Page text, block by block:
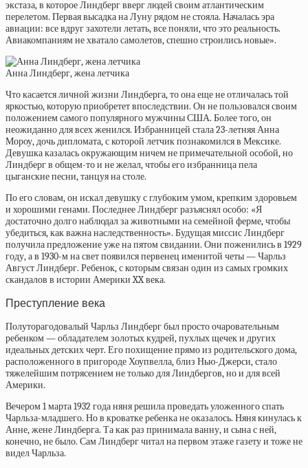
экстаза, в которое Линдберг вверг людей своим атлантическим
перелетом. Первая высадка на Луну рядом не стояла. Началась эра
авиации: все вдруг захотели летать, все поняли, что это реальность.
Авиакомпаниям не хватало самолетов, спешно строились новые».
Анна Линдберг, жена летчика
Что касается личной жизни Линдберга, то она еще не отличалась той
яркостью, которую приобретет впоследствии. Он не пользовался своим
положением самого популярного мужчины США. Более того, он
неожиданно для всех женился. Избранницей стала 23-летняя Анна
Мороу, дочь дипломата, с которой летчик познакомился в Мексике.
Девушка казалась окружающим ничем не примечательной особой, но
Линдберг в общем-то и не желал, чтобы его избранница пела
цыганские песни, танцуя на столе.
По его словам, он искал девушку с глубоким умом, крепким здоровьем
и хорошими генами. Последнее Линдберг разъяснял особо: «Я
достаточно долго наблюдал за животными на семейной ферме, чтобы
убедиться, как важна наследственность». Будущая миссис Линдберг
получила предложение уже на пятом свидании. Они поженились в 1929
году, а в 1930-м на свет появился первенец именитой четы — Чарльз
Август Линдберг. Ребенок, с которым связан один из самых громких
скандалов в истории Америки XX века.
Преступление века
Полуторагодовалый Чарльз Линдберг был просто очаровательным
ребенком — обладателем золотых кудрей, пухлых щечек и других
идеальных детских черт. Его похищение прямо из родительского дома,
расположенного в пригороде Хоупвелла, близ Нью-Джерси, стало
тяжелейшим потрясением не только для Линдбергов, но и для всей
Америки.
Вечером 1 марта 1932 года няня решила проведать уложенного спать
Чарльза-младшего. Но в кроватке ребенка не оказалось. Няня кинулась к
Анне, жене Линдберга. Та как раз принимала ванну, и сына с ней,
конечно, не было. Сам Линдберг читал на первом этаже газету и тоже не
видел Чарльза.